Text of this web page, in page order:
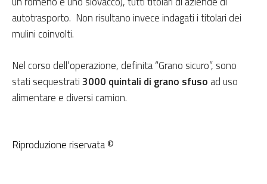
autotrasporto. Non risultano invece indagati i titolari dei
mulini coinvolti.
Nel corso dell’operazione, definita “Grano sicuro”, sono
stati sequestrati3000 quintali di grano sfuso ad uso
alimentare e diversi camion.
Riproduzione riservata ©